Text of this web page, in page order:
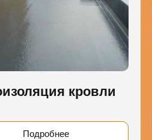
кровли
Подробнее